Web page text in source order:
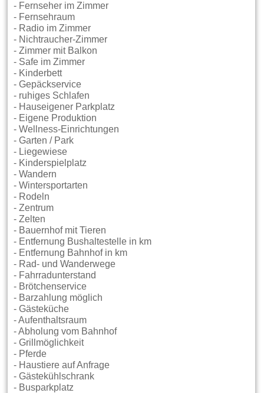
- Fernseher im Zimmer
- Fernsehraum
- Radio im Zimmer
- Nichtraucher-Zimmer
- Zimmer mit Balkon
- Safe im Zimmer
- Kinderbett
- Gepäckservice
- ruhiges Schlafen
- Hauseigener Parkplatz
- Eigene Produktion
- Wellness-Einrichtungen
- Garten / Park
- Liegewiese
- Kinderspielplatz
- Wandern
- Wintersportarten
- Rodeln
- Zentrum
- Zelten
- Bauernhof mit Tieren
- Entfernung Bushaltestelle in km
- Entfernung Bahnhof in km
- Rad- und Wanderwege
- Fahrradunterstand
- Brötchenservice
- Barzahlung möglich
- Gästeküche
- Aufenthaltsraum
- Abholung vom Bahnhof
- Grillmöglichkeit
- Pferde
- Haustiere auf Anfrage
- Gästekühlschrank
- Busparkplatz